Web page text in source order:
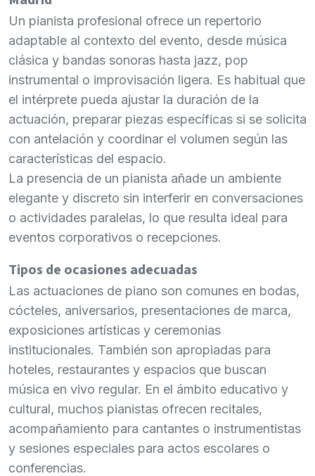
Un pianista profesional ofrece un repertorio
adaptable al contexto del evento, desde música
clásica y bandas sonoras hasta jazz, pop
instrumental o improvisación ligera. Es habitual que
el intérprete pueda ajustar la duración de la
actuación, preparar piezas específicas si se solicita
con antelación y coordinar el volumen según las
características del espacio.
La presencia de un pianista añade un ambiente
elegante y discreto sin interferir en conversaciones
o actividades paralelas, lo que resulta ideal para
eventos corporativos o recepciones.
Tipos de ocasiones adecuadas
Las actuaciones de piano son comunes en bodas,
cócteles, aniversarios, presentaciones de marca,
exposiciones artísticas y ceremonias
institucionales. También son apropiadas para
hoteles, restaurantes y espacios que buscan
música en vivo regular. En el ámbito educativo y
cultural, muchos pianistas ofrecen recitales,
acompañamiento para cantantes o instrumentistas
y sesiones especiales para actos escolares o
conferencias.